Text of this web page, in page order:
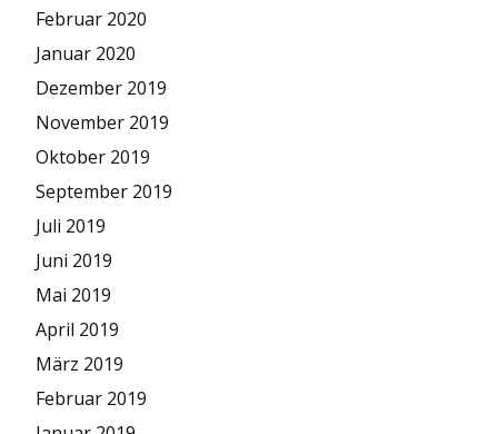
Februar 2020
Januar 2020
Dezember 2019
November 2019
Oktober 2019
September 2019
Juli 2019
Juni 2019
Mai 2019
April 2019
März 2019
Februar 2019